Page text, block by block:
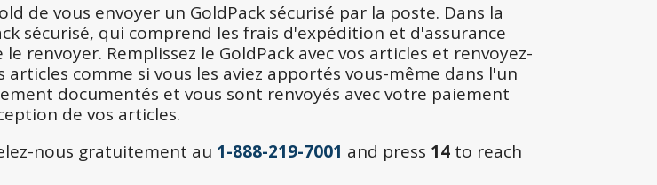
de vous envoyer un GoldPack sécurisé par la poste. Dans la
sécurisé, qui comprend les frais d'expédition et d'assurance
renvoyer. Remplissez le GoldPack avec vos articles et renvoyez-
comme si vous les aviez apportés vous-même dans l'un
documentés et vous sont renvoyés avec votre paiement
de vos articles.
nous gratuitement au 1-888-219-7001 and press 14 to reach